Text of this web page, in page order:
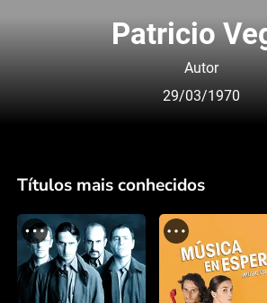
Patricio
Autor
29/03/1970
Títulos mais conhecidos